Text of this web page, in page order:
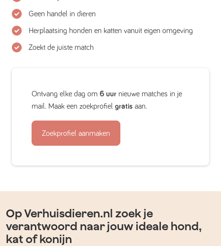
Geen handel in dieren
Herplaatsing honden en katten vanuit eigen omgeving
Zoekt de juiste match
Ontvang elke dag om 6 uur nieuwe matches in je
mail. Maak een zoekprofiel gratis aan.
Zoekprofiel aanmaken
Op Verhuisdieren.nl zoek je
verantwoord naar jouw ideale hond,
kat of konijn